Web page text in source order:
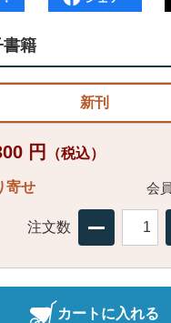
書籍
新刊
円 （税込）
寄せ 会
注文数
カートに入れる